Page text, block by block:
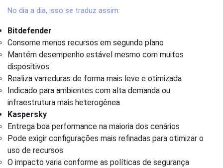
No dia a dia, isso se traduz assim:
Bitdefender
Consome menos recursos em segundo plano
Mantém desempenho estável mesmo com muitos
dispositivos
Realiza varreduras de forma mais leve e otimizada
Indicado para ambientes com alta demanda ou
infraestrutura mais heterogênea
Kaspersky
Entrega boa performance na maioria dos cenários
Pode exigir configurações mais refinadas para otimizar o
uso de recursos
O impacto varia conforme as políticas de segurança